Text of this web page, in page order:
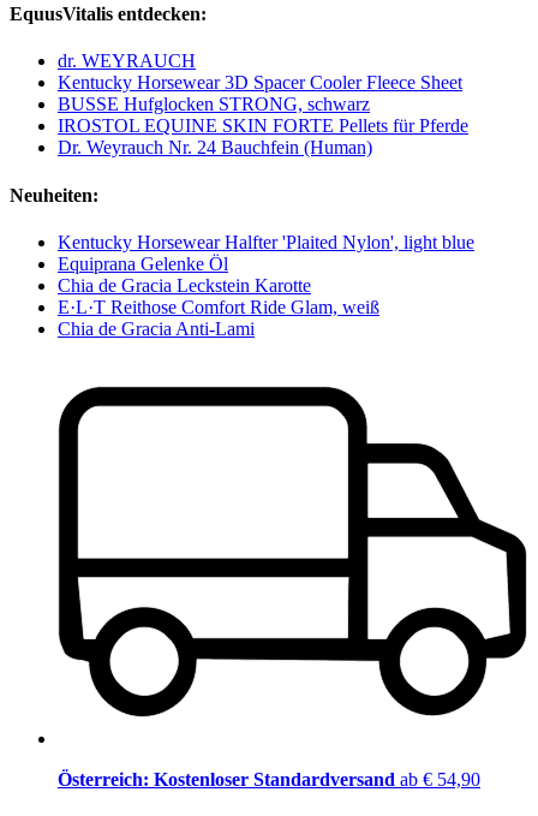
EquusVitalis entdecken:
dr. WEYRAUCH
Kentucky Horsewear 3D Spacer Cooler Fleece Sheet
BUSSE Hufglocken STRONG, schwarz
IROSTOL EQUINE SKIN FORTE Pellets für Pferde
Dr. Weyrauch Nr. 24 Bauchfein (Human)
Neuheiten:
Kentucky Horsewear Halfter 'Plaited Nylon', light blue
Equiprana Gelenke Öl
Chia de Gracia Leckstein Karotte
E·L·T Reithose Comfort Ride Glam, weiß
Chia de Gracia Anti-Lami
Österreich: Kostenloser Standardversand ab € 54,90